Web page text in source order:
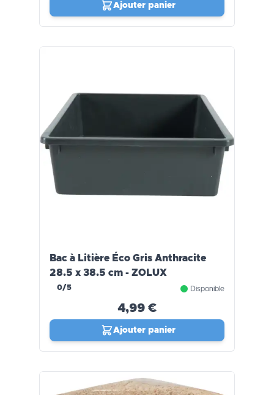
Ajouter panier
Bac à Litière Éco Gris Anthracite
28.5 x 38.5 cm - ZOLUX
0/5 Disponible
4,99 €
Ajouter panier